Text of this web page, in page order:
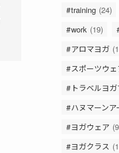
training (24)
work (19)
アロマヨガ
スポーツウェ
トラベルヨ
ハヌマーンア
ヨガウェア
ヨガクラス